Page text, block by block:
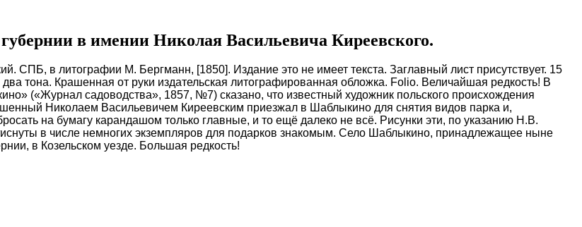
в имении Николая Васильевича Киреевского.
СПБ, в литографии М. Бергманн, [1850]. Издание это не имеет текста. Заглавный лист присутствует. 15
тона. Крашенная от руки издательская литографированная обложка. Folio. Величайшая редкость! В
(«Журнал садоводства», 1857, №7) сказано, что известный художник польского происхождения
Николаем Васильевичем Киреевским приезжал в Шаблыкино для снятия видов парка и,
на бумагу карандашом только главные, и то ещё далеко не всё. Рисунки эти, по указанию Н.В.
в числе немногих экземпляров для подарков знакомым. Село Шаблыкино, принадлежащее ныне
в Козельском уезде. Большая редкость!